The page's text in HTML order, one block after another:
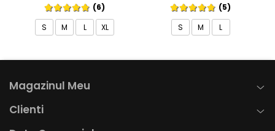
(6)
S
M L XL
(5)
S
M L
Magazinul Meu
Clienti